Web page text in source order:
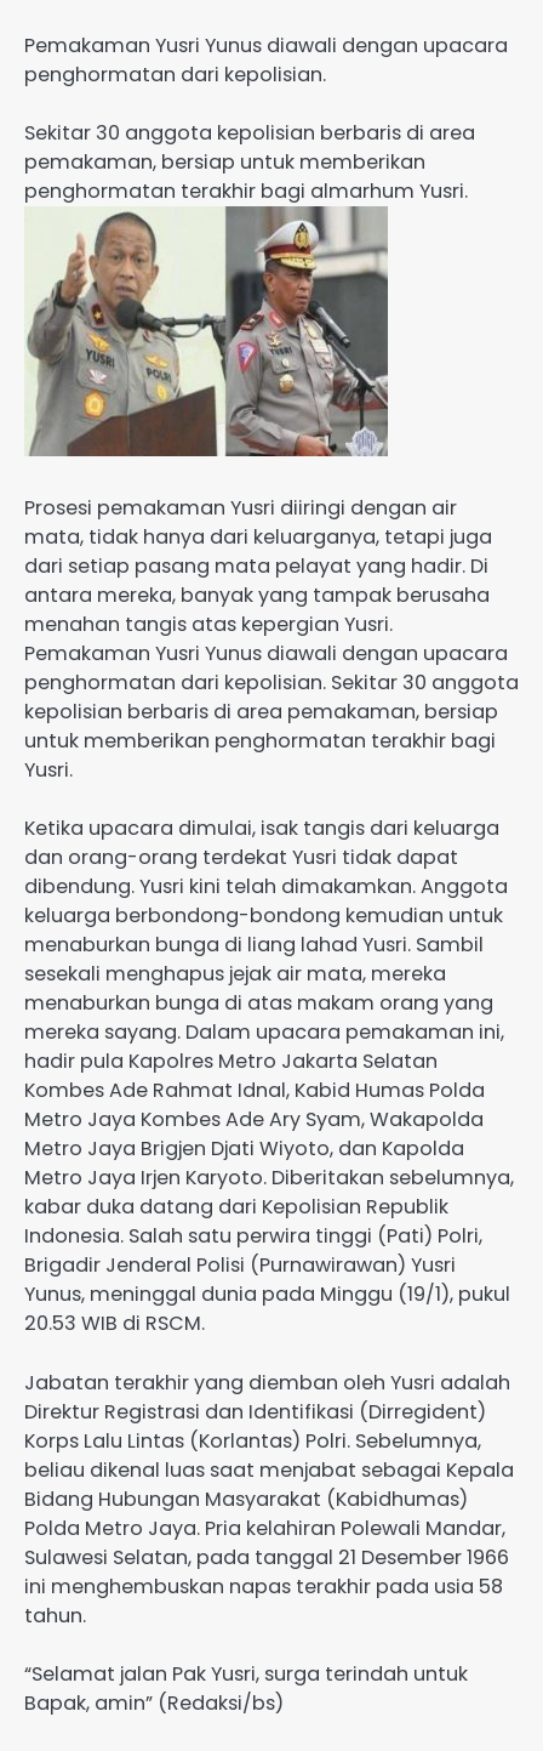
Pemakaman Yusri Yunus diawali dengan upacara
penghormatan dari kepolisian.
Sekitar 30 anggota kepolisian berbaris di area
pemakaman, bersiap untuk memberikan
penghormatan terakhir bagi almarhum Yusri.
Prosesi pemakaman Yusri diiringi dengan air
mata, tidak hanya dari keluarganya, tetapi juga
dari setiap pasang mata pelayat yang hadir. Di
antara mereka, banyak yang tampak berusaha
menahan tangis atas kepergian Yusri.
Pemakaman Yusri Yunus diawali dengan upacara
penghormatan dari kepolisian. Sekitar 30 anggota
kepolisian berbaris di area pemakaman, bersiap
untuk memberikan penghormatan terakhir bagi
Yusri.
Ketika upacara dimulai, isak tangis dari keluarga
dan orang-orang terdekat Yusri tidak dapat
dibendung. Yusri kini telah dimakamkan. Anggota
keluarga berbondong-bondong kemudian untuk
menaburkan bunga di liang lahad Yusri. Sambil
sesekali menghapus jejak air mata, mereka
menaburkan bunga di atas makam orang yang
mereka sayang. Dalam upacara pemakaman ini,
hadir pula Kapolres Metro Jakarta Selatan
Kombes Ade Rahmat Idnal, Kabid Humas Polda
Metro Jaya Kombes Ade Ary Syam, Wakapolda
Metro Jaya Brigjen Djati Wiyoto, dan Kapolda
Metro Jaya Irjen Karyoto. Diberitakan sebelumnya,
kabar duka datang dari Kepolisian Republik
Indonesia. Salah satu perwira tinggi (Pati) Polri,
Brigadir Jenderal Polisi (Purnawirawan) Yusri
Yunus, meninggal dunia pada Minggu (19/1), pukul
20.53 WIB di RSCM.
Jabatan terakhir yang diemban oleh Yusri adalah
Direktur Registrasi dan Identifikasi (Dirregident)
Korps Lalu Lintas (Korlantas) Polri. Sebelumnya,
beliau dikenal luas saat menjabat sebagai Kepala
Bidang Hubungan Masyarakat (Kabidhumas)
Polda Metro Jaya. Pria kelahiran Polewali Mandar,
Sulawesi Selatan, pada tanggal 21 Desember 1966
ini menghembuskan napas terakhir pada usia 58
tahun.
“Selamat jalan Pak Yusri, surga terindah untuk
Bapak, amin” (Redaksi/bs)